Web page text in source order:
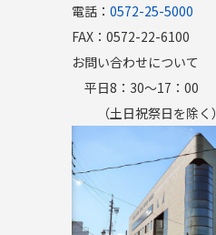
電話： 0572-25-5000
FAX：0572-22-6100
お問い合わせについて
平日8：30～17：00
（土日祝祭日を除く）